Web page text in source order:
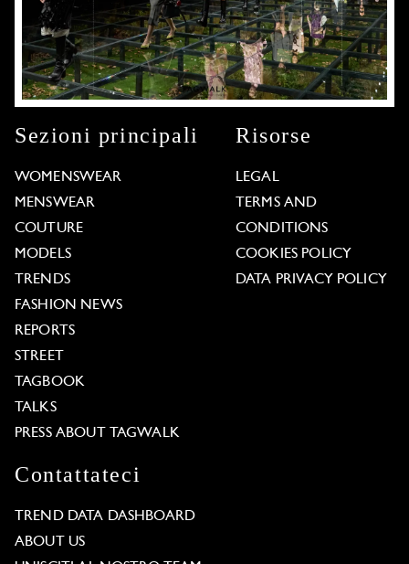
Sezioni principali
WOMENSWEAR
MENSWEAR
COUTURE
MODELS
TRENDS
FASHION NEWS
REPORTS
STREET
TAGBOOK
TALKS
PRESS ABOUT TAGWALK
Risorse
LEGAL
TERMS AND
CONDITIONS
COOKIES POLICY
DATA PRIVACY POLICY
Contattateci
TREND DATA DASHBOARD
ABOUT US